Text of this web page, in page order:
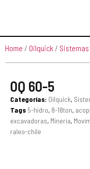
Home / Oilquick /
OQ 60-5
Categorías: Oilquick,
Tags 5-hidro, 8-18ton,
excavadoras, Mineria,
raleo-chile